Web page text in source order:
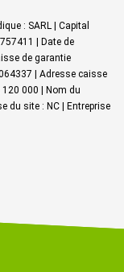
: SARL | Capital
| Date de
de garantie
| Adresse caisse
000 | Nom du
du site : NC | Entreprise